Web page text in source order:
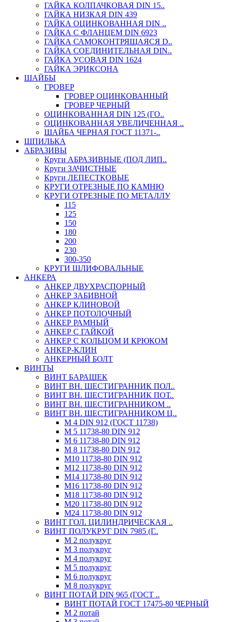
ГАЙКА КОЛПАЧКОВАЯ DIN 15..
ГАЙКА НИЗКАЯ DIN 439
ГАЙКА ОЦИНКОВАННАЯ DIN ..
ГАЙКА С ФЛАНЦЕМ DIN 6923
ГАЙКА САМОКОНТРЯЩАЯСЯ D..
ГАЙКА СОЕДИНИТЕЛЬНАЯ DIN..
ГАЙКА УСОВАЯ DIN 1624
ГАЙКА ЭРИКСОНА
ШАЙБЫ
ГРОВЕР
ГРОВЕР ОЦИНКОВАННЫЙ
ГРОВЕР ЧЕРНЫЙ
ОЦИНКОВАННАЯ DIN 125 (ГО..
ОЦИНКОВАННАЯ УВЕЛИЧЕННАЯ ..
ШАЙБА ЧЕРНАЯ ГОСТ 11371-..
ШПИЛЬКА
АБРАЗИВЫ
Круги АБРАЗИВНЫЕ (ПОД ЛИП..
Круги ЗАЧИСТНЫЕ
Круги ЛЕПЕСТКОВЫЕ
КРУГИ ОТРЕЗНЫЕ ПО КАМНЮ
КРУГИ ОТРЕЗНЫЕ ПО МЕТАЛЛУ
115
125
150
180
200
230
300-350
КРУГИ ШЛИФОВАЛЬНЫЕ
АНКЕРА
АНКЕР ДВУХРАСПОРНЫЙ
АНКЕР ЗАБИВНОЙ
АНКЕР КЛИНОВОЙ
АНКЕР ПОТОЛОЧНЫЙ
АНКЕР РАМНЫЙ
АНКЕР С ГАЙКОЙ
АНКЕР С КОЛЬЦОМ И КРЮКОМ
АНКЕР-КЛИН
АНКЕРНЫЙ БОЛТ
ВИНТЫ
ВИНТ БАРАШЕК
ВИНТ ВН. ШЕСТИГРАННИК ПОЛ..
ВИНТ ВН. ШЕСТИГРАННИК ПОТ..
ВИНТ ВН. ШЕСТИГРАННИКОМ ..
ВИНТ ВН. ШЕСТИГРАННИКОМ Ц..
М 4 DIN 912 (ГОСТ 11738)
М 5 11738-80 DIN 912
М 6 11738-80 DIN 912
М 8 11738-80 DIN 912
М10 11738-80 DIN 912
М12 11738-80 DIN 912
М14 11738-80 DIN 912
М16 11738-80 DIN 912
М18 11738-80 DIN 912
М20 11738-80 DIN 912
М24 11738-80 DIN 912
ВИНТ ГОЛ. ЦИЛИНДРИЧЕСКАЯ ..
ВИНТ ПОЛУКРУГ DIN 7985 (Г..
М 2 полукруг
М 3 полукруг
М 4 полукруг
М 5 полукруг
М 6 полукруг
М 8 полукруг
ВИНТ ПОТАЙ DIN 965 (ГОСТ ..
ВИНТ ПОТАЙ ГОСТ 17475-80 ЧЕРНЫЙ
М 2 потай